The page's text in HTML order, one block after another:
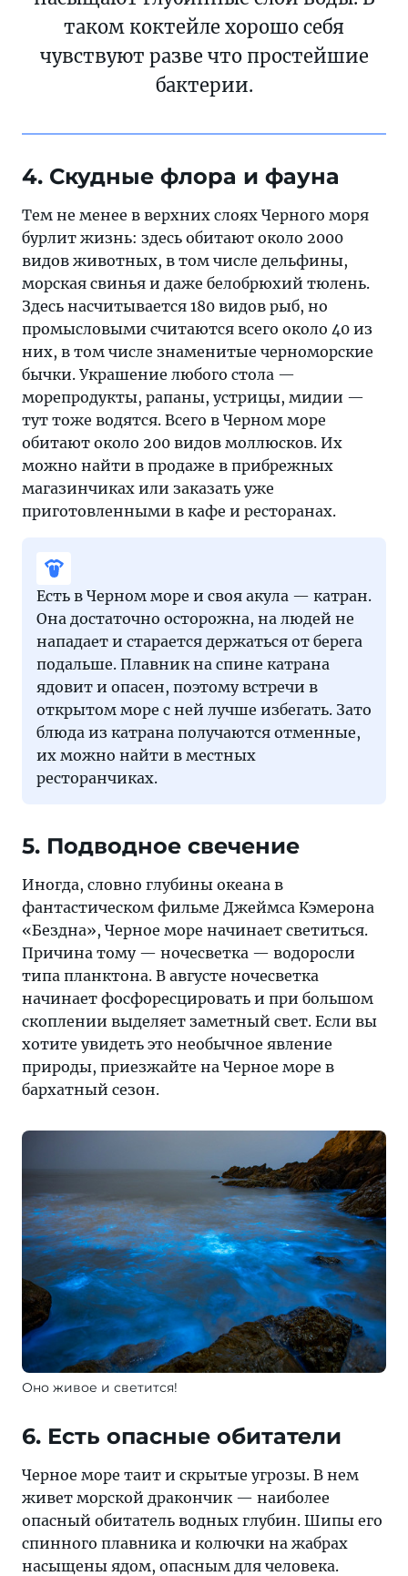
таком коктейле хорошо себя
чувствуют разве что простейшие
бактерии.
4. Скудные флора и фауна
Тем не менее в верхних слоях Черного моря
бурлит жизнь: здесь обитают около 2000
видов животных, в том числе дельфины,
морская свинья и даже белобрюхий тюлень.
Здесь насчитывается 180 видов рыб, но
промысловыми считаются всего около 40 из
них, в том числе знаменитые черноморские
бычки. Украшение любого стола —
морепродукты, рапаны, устрицы, мидии —
тут тоже водятся. Всего в Черном море
обитают около 200 видов моллюсков. Их
можно найти в продаже в прибрежных
магазинчиках или заказать уже
приготовленными в кафе и ресторанах.
Есть в Черном море и своя акула — катран.
Она достаточно осторожна, на людей не
нападает и старается держаться от берега
подальше. Плавник на спине катрана
ядовит и опасен, поэтому встречи в
открытом море с ней лучше избегать. Зато
блюда из катрана получаются отменные,
их можно найти в местных
ресторанчиках.
5. Подводное свечение
Иногда, словно глубины океана в
фантастическом фильме Джеймса Кэмерона
«Бездна», Черное море начинает светиться.
Причина тому — ночесветка — водоросли
типа планктона. В августе ночесветка
начинает фосфоресцировать и при большом
скоплении выделяет заметный свет. Если вы
хотите увидеть это необычное явление
природы, приезжайте на Черное море в
бархатный сезон.
Оно живое и светится!
6. Есть опасные обитатели
Черное море таит и скрытые угрозы. В нем
живет морской дракончик — наиболее
опасный обитатель водных глубин. Шипы его
спинного плавника и колючки на жабрах
насыщены ядом, опасным для человека.